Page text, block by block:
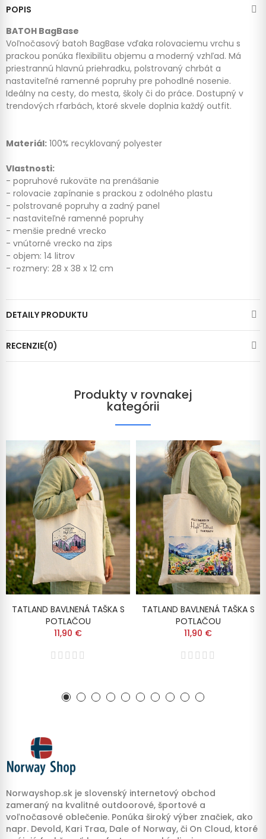
POPIS
BATOH BagBase
Voľnočasový batoh BagBase vďaka rolovaciemu vrchu s
prackou ponúka flexibilitu objemu a moderný vzhľad. Má
priestrannú hlavnú priehradku, polstrovaný chrbát a
nastaviteľné ramenné popruhy pre pohodlné nosenie.
Ideálny na cesty, do mesta, školy či do práce. Dostupný v
trendových rfarbách, ktoré skvele doplnia každý outfit.
Materiál: 100% recyklovaný polyester
Vlastnosti:
- popruhové rukoväte na prenášanie
- rolovacie zapínanie s prackou z odolného plastu
- polstrované popruhy a zadný panel
- nastaviteľné ramenné popruhy
- menšie predné vrecko
- vnútorné vrecko na zips
- objem: 14 litrov
- rozmery: 28 x 38 x 12 cm
DETAILY PRODUKTU
RECENZIE(0)
Produkty v rovnakej
kategórii
TATLAND BAVLNENÁ TAŠKA S
POTLAČOU
11,90 €
TATLAND BAVLNENÁ TAŠKA S
POTLAČOU
11,90 €
Norwayshop.sk je slovenský internetový obchod
zameraný na kvalitné outdoorové, športové a
voľnočasové oblečenie. Ponúka široký výber značiek, ako
napr. Devold, Kari Traa, Dale of Norway, či On Cloud, ktoré